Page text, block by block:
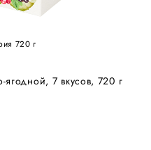
720 г
7 вкусов, 720 г